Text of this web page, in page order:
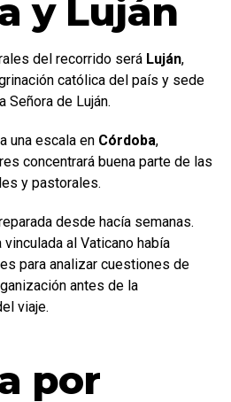
y Luján
del recorrido será Luján,
católica del país y sede
Señora de Luján.
una escala en Córdoba,
concentrará buena parte de las
y pastorales.
desde hacía semanas.
al Vaticano había
para analizar cuestiones de
antes de la
viaje.
por